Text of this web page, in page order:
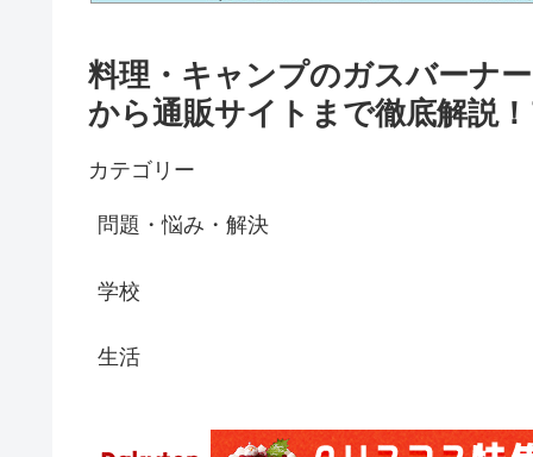
料理・キャンプのガスバーナ
から通販サイトまで徹底解説
カテゴリー
問題・悩み・解決
学校
生活